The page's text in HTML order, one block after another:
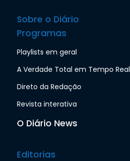
Sobre o Diário
Programas
Playlists em geral
A Verdade Total em Tempo Real
Direto da Redação
Revista interativa
O Diário News
Editorias